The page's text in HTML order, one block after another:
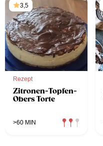
3,5
Rezept
Zitronen-Topfen-
Obers Torte
>60 MIN